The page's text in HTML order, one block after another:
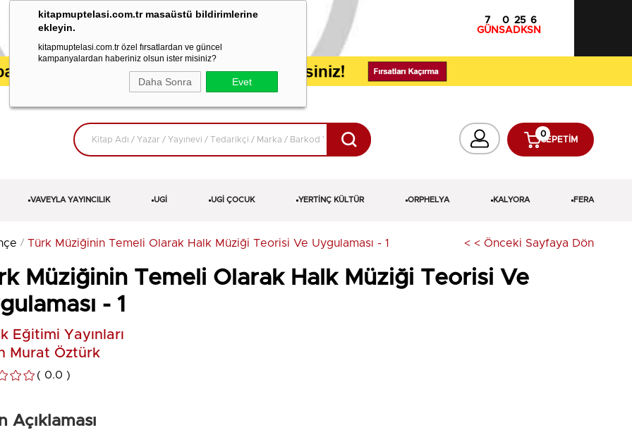
kitapmuptelasi.com.tr masaüstü bildirimlerine
ekleyin.
kitapmuptelasi.com.tr özel fırsatlardan ve güncel
kampanyalardan haberiniz olsun ister misiniz?
Daha Sonra Evet
7
GÜN
0
SA
25
DK
5
SN
SEPETIM
0
VAVEYLA YAYINCILIK UGİ UGİ ÇOCUK YERTİNÇ KÜLTÜR ORPHELYA KALYORA FERA
Türk Müziğinin Temeli Olarak Halk Müziği Teorisi Ve Uygulaması - 1 < < Önceki Sayfaya Dön
Müziğinin Temeli Olarak Halk Müziği Teorisi Ve
- 1
Eğitimi Yayınları
Murat Öztürk
0.0
Açıklaması